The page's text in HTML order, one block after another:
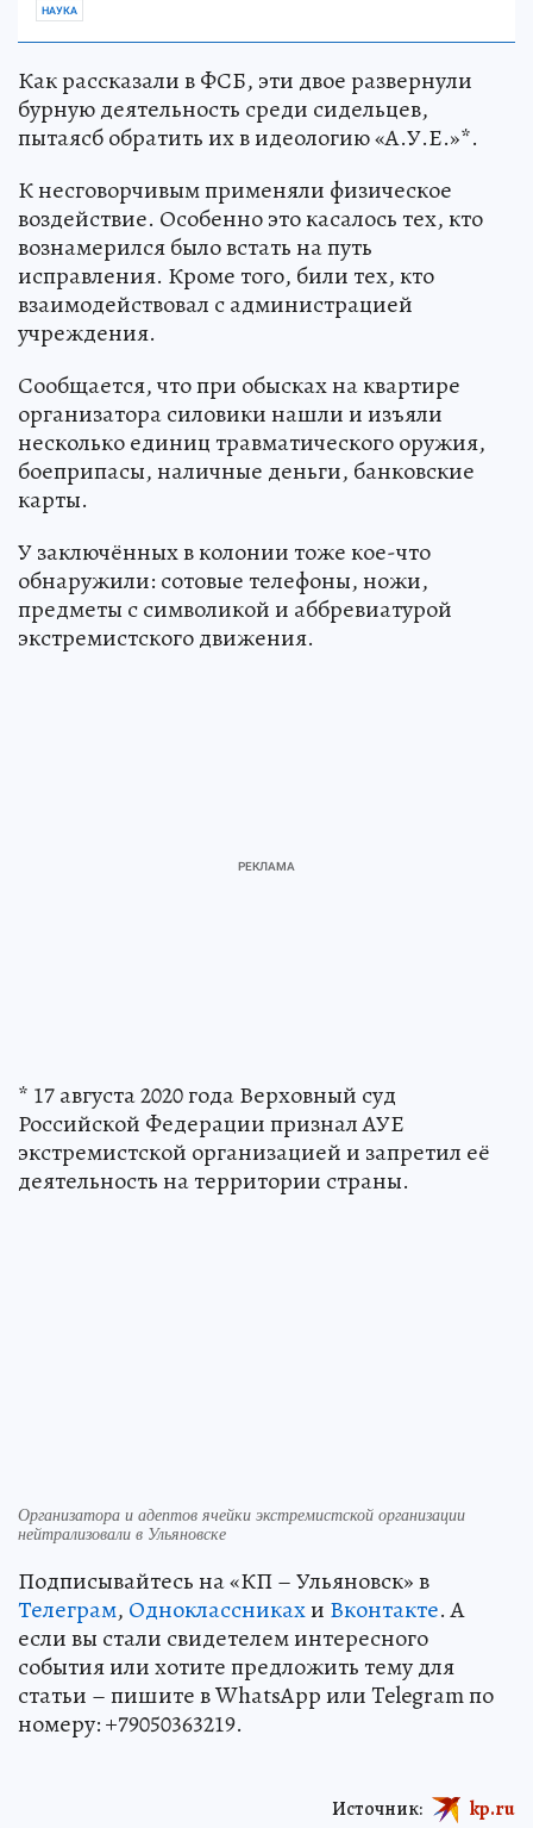
НАУКА
Как рассказали в ФСБ, эти двое развернули
бурную деятельность среди сидельцев,
пытаясб обратить их в идеологию «А.У.Е.»*.
К несговорчивым применяли физическое
воздействие. Особенно это касалось тех, кто
вознамерился было встать на путь
исправления. Кроме того, били тех, кто
взаимодействовал с администрацией
учреждения.
Сообщается, что при обысках на квартире
организатора силовики нашли и изъяли
несколько единиц травматического оружия,
боеприпасы, наличные деньги, банковские
карты.
У заключённых в колонии тоже кое-что
обнаружили: сотовые телефоны, ножи,
предметы с символикой и аббревиатурой
экстремистского движения.
* 17 августа 2020 года Верховный суд
Российской Федерации признал АУЕ
экстремистской организацией и запретил её
деятельность на территории страны.
Организатора и адептов ячейки экстремистской организации
нейтрализовали в Ульяновске
Подписывайтесь на «КП – Ульяновск» в
Телеграм, Одноклассникахи Вконтакте. А
если вы стали свидетелем интересного
события или хотите предложить тему для
статьи – пишите в WhatsApp или Telegram по
номеру: +79050363219.
Источник: kp.ru